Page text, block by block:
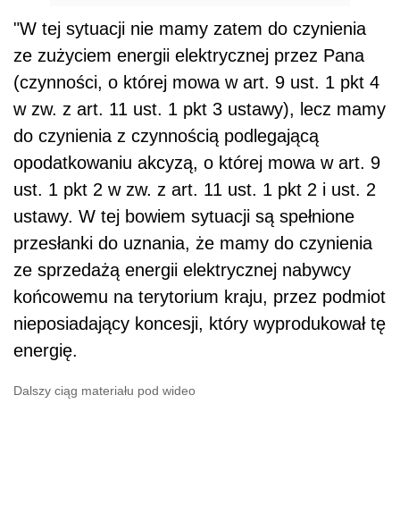
"W tej sytuacji nie mamy zatem do czynienia
ze zużyciem energii elektrycznej przez Pana
(czynności, o której mowa w art. 9 ust. 1 pkt 4
w zw. z art. 11 ust. 1 pkt 3 ustawy), lecz mamy
do czynienia z czynnością podlegającą
opodatkowaniu akcyzą, o której mowa w art. 9
ust. 1 pkt 2 w zw. z art. 11 ust. 1 pkt 2 i ust. 2
ustawy. W tej bowiem sytuacji są spełnione
przesłanki do uznania, że mamy do czynienia
ze sprzedażą energii elektrycznej nabywcy
końcowemu na terytorium kraju, przez podmiot
nieposiadający koncesji, który wyprodukował tę
energię.
Dalszy ciąg materiału pod wideo